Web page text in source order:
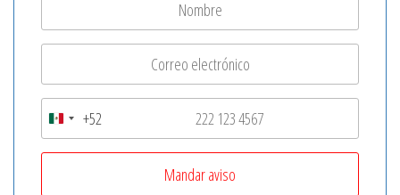
M
e
+52